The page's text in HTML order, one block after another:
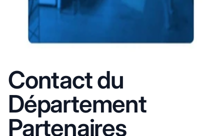
Contact du
Département
Partenaires